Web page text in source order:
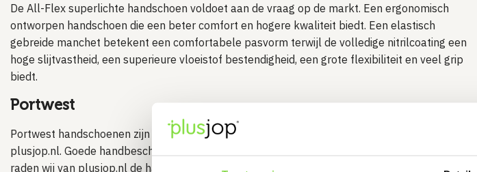
De All-Flex superlichte handschoen voldoet aan de vraag op de markt. Een ergonomisch
ontworpen handschoen die een beter comfort en hogere kwaliteit biedt. Een elastisch
gebreide manchet betekent een comfortabele pasvorm terwijl de volledige nitrilcoating een
hoge slijtvastheid, een superieure vloeistof bestendigheid, een grote flexibiliteit en veel grip
biedt.
Portwest
Portwest handschoenen zijn een van de vele merken handschoenen die we verkopen op
plusjop.nl. Goede handbescherming tijdens het werken is ontzettend belangrijk. Daarom
raden wij van plusjop.nl de handschoenen zeker aan!